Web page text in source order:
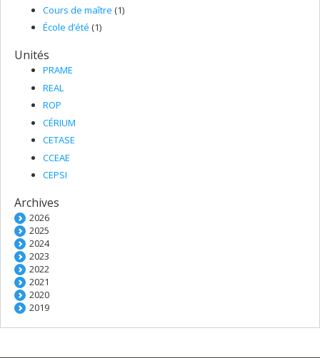
Cours de maître (1)
École d’été (1)
Unités
PRAME
REAL
ROP
CÉRIUM
CETASE
CCEAE
CEPSI
Archives
2026
2025
2024
2023
2022
2021
2020
2019